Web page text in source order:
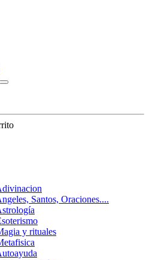
Santos, Oraciones....
y rituales